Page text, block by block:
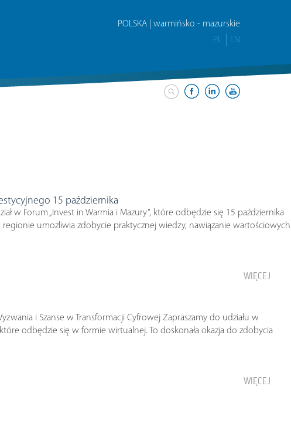
POLSKA | warmińsko - mazurskie
PL
EN
15 października
w Forum „Invest in Warmia i Mazury”, które odbędzie się 15 października
umożliwia zdobycie praktycznej wiedzy, nawiązanie wartościowych
WIĘCEJ
i Szanse w Transformacji Cyfrowej Zapraszamy do udziału w
odbędzie się w formie wirtualnej. To doskonała okazja do zdobycia
WIĘCEJ